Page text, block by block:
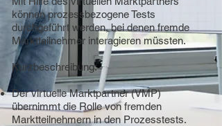
können prozessbezogene Tests
durchgeführt werden, bei denen fremde
Marktteilnehmer interagieren müssten.
Kurzbeschreibung:
Der virtuelle Marktpartner (VMP)
übernimmt die Rolle von fremden
Marktteilnehmern in den Prozesstests.